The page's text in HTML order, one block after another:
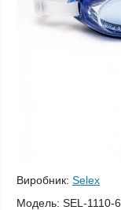
Виробник: Selex
Модель: SEL-1110-6